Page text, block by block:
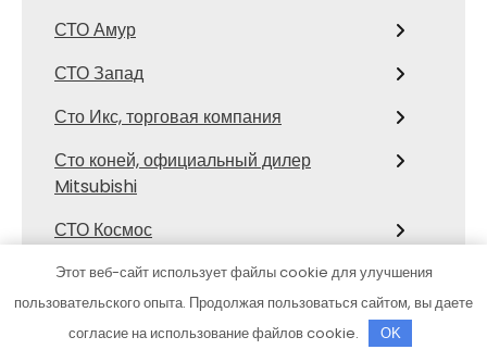
СТО Амур
СТО Запад
Сто Икс, торговая компания
Сто коней, официальный дилер
Mitsubishi
СТО Космос
Сулак, гостиничный комплекс
Тазик на Мариинском, сауна
Этот веб-сайт использует файлы cookie для улучшения
пользовательского опыта. Продолжая пользоваться сайтом, вы даете
согласие на использование файлов cookie.
OK